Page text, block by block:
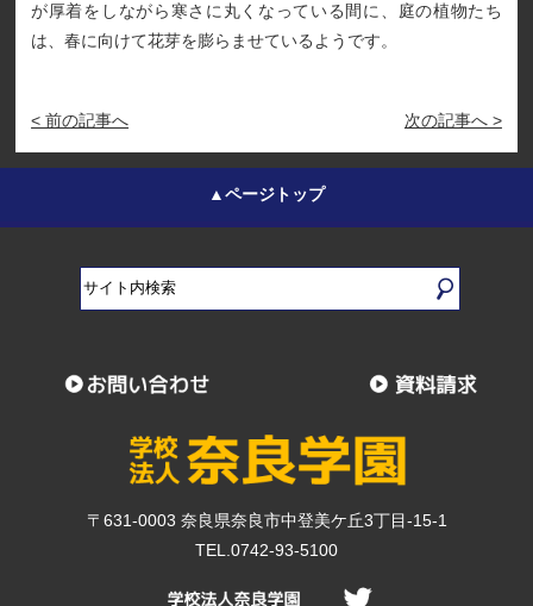
が厚着をしながら寒さに丸くなっている間に、庭の植物たち
は、春に向けて花芽を膨らませているようです。
< 前の記事へ 次の記事へ >
▲ページトップ
〒631-0003 奈良県奈良市中登美ケ丘3丁目-15-1
TEL.0742-93-5100